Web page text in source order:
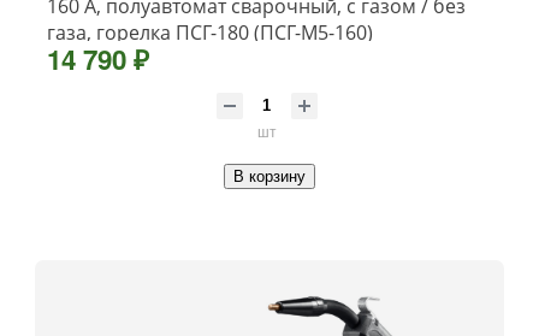
160 А, полуавтомат сварочный, с газом / без
газа, горелка ПСГ-180 (ПСГ-М5-160)
14 790 ₽
шт
В корзину